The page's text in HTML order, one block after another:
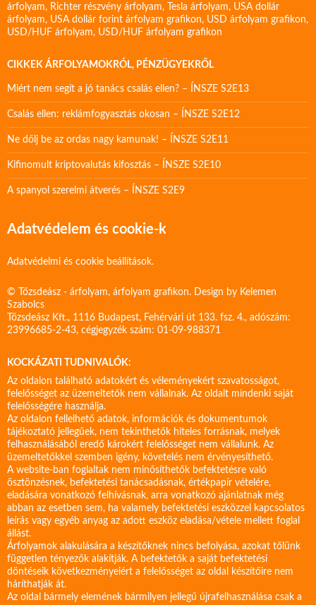
árfolyam, Richter részvény árfolyam, Tesla árfolyam, USA dollár
árfolyam, USA dollár forint árfolyam grafikon, USD árfolyam grafikon,
USD/HUF árfolyam, USD/HUF árfolyam grafikon
CIKKEK ÁRFOLYAMOKRÓL, PÉNZÜGYEKRŐL
Miért nem segít a jó tanács csalás ellen? – ÍNSZE S2E13
Csalás ellen: reklámfogyasztás okosan – ÍNSZE S2E12
Ne dőlj be az ordas nagy kamunak! – ÍNSZE S2E11
Kifinomult kriptovalutás kifosztás – ÍNSZE S2E10
A spanyol szerelmi átverés – ÍNSZE S2E9
Adatvédelem és cookie-k
Adatvédelmi és cookie beállítások.
© Tőzsdeász - árfolyam, árfolyam grafikon. Design by Kelemen
Szabolcs
Tőzsdeász Kft., 1116 Budapest, Fehérvári út 133. fsz. 4., adószám:
23996685-2-43, cégjegyzék szám: 01-09-988371
KOCKÁZATI TUDNIVALÓK:
Az oldalon található adatokért és véleményekért szavatosságot,
felelősséget az üzemeltetők nem vállalnak. Az oldalt mindenki saját
felelősségére használja.
Az oldalon fellelhető adatok, információk és dokumentumok
tájékoztató jellegűek, nem tekinthetők hiteles forrásnak, melyek
felhasználásából eredő károkért felelősséget nem vállalunk. Az
üzemeltetőkkel szemben igény, követelés nem érvényesíthető.
A website-ban foglaltak nem minősíthetők befektetésre való
ösztönzésnek, befektetési tanácsadásnak, értékpapír vételére,
eladására vonatkozó felhívásnak, arra vonatkozó ajánlatnak még
abban az esetben sem, ha valamely befektetési eszközzel kapcsolatos
leírás vagy egyéb anyag az adott eszköz eladása/vétele mellett foglal
állást.
Árfolyamok alakulására a készítőknek nincs befolyása, azokat tőlünk
független tényezők alakítják. A befektetők a saját befektetési
döntéseik következményeiért a felelősséget az oldal készítőire nem
háríthatják át.
Az oldal bármely elemének bármilyen jellegű újrafelhasználása csak a